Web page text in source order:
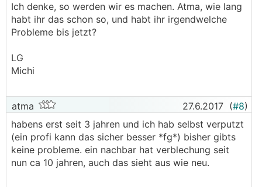
Ich denke, so werden wir es machen. Atma, wie lang
habt ihr das schon so, und habt ihr irgendwelche
Probleme bis jetzt?
LG
Michi
atma 27.6.2017 (#8)
habens erst seit 3 jahren und ich hab selbst verputzt
(ein profi kann das sicher besser *fg*) bisher gibts
keine probleme. ein nachbar hat verblechung seit
nun ca 10 jahren, auch das sieht aus wie neu.